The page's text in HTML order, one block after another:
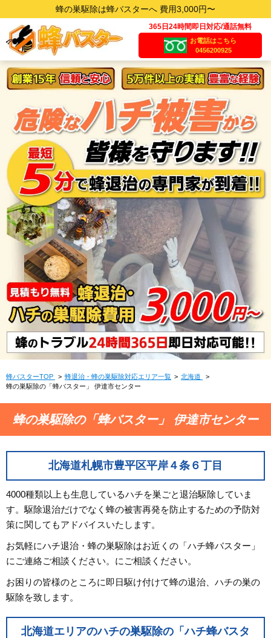
蜂の巣駆除は蜂バスターへ 費用3,000円〜
365日24時間即日対応/通話無料
お電話はこちら
0456200925
蜂バスターTOP 蜂退治・蜂の巣駆除対応エリア一覧
北海道
蜂の巣駆除の「蜂バスター」 伊達市センター
蜂の巣駆除の「蜂バスター」 伊達市センター
北海道札幌市豊平区平岸４条６丁目
4000種類以上も生息しているハチを巣ごと退治駆除していま
す。駆除退治だけでなく蜂の被害再発を防止するための予防対
策に関してもアドバイスいたします。
お気軽にハチ退治・蜂の巣駆除はお近くの「ハチ蜂バスター」
にご連絡ご相談ください。にご相談ください。
お困りの皆様のところに即日駆け付けて蜂の退治、ハチの巣の
駆除を致します。
北海道エリアのハチの巣駆除の「ハチ蜂バスタ